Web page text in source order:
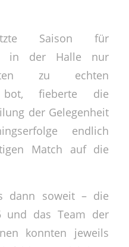
Saison für
in der Halle nur
zu echten
bot, fieberte die
der Gelegenheit
endlich
Match auf die
dann soweit – die
und das Team der
konnten jeweils